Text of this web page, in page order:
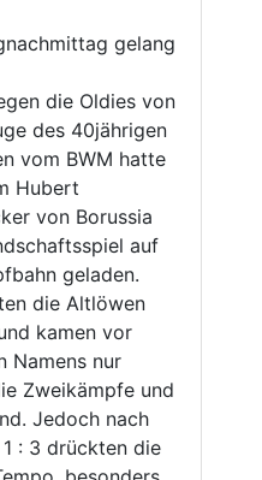
gelang
die Oldies von
des 40jährigen
vom BWM hatte
Hubert
von Borussia
auf
geladen.
die Altlöwen
kamen vor
Namens nur
Zweikämpfe und
Jedoch nach
: 3 drückten die